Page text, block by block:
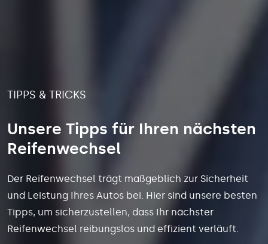
TIPPS & TRICKS
Unsere Tipps für Ihren nächsten
Reifenwechsel
Der Reifenwechsel trägt maßgeblich zur Sicherheit
und Leistung Ihres Autos bei. Hier sind unsere besten
Tipps, um sicherzustellen, dass Ihr nächster
Reifenwechsel reibungslos und effizient verläuft.